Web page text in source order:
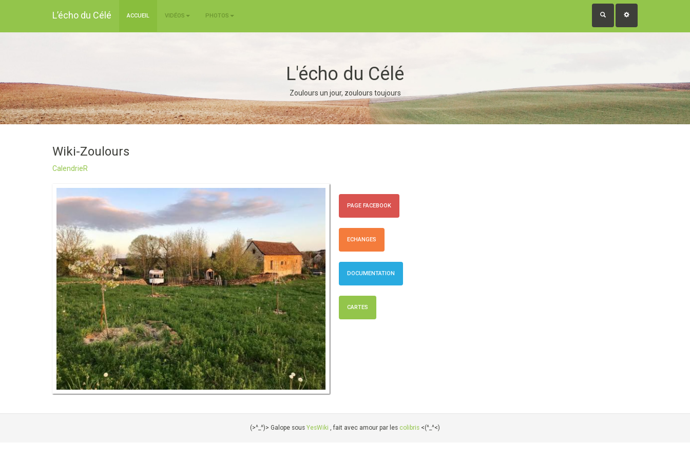
L’écho du Célé ACCUEIL VIDÉOS PHOTOS RECHERCHER
L'écho du Célé
Zoulours un jour, zoulours toujours
Wiki-Zoulours
CalendrieR
PAGE FACEBOOK
ECHANGES
DOCUMENTATION
CARTES
(>^_^)> Galope sous YesWiki , fait avec amour par les colibris <(^_^<)